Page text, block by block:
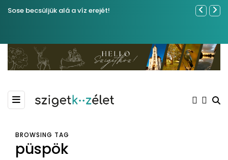
Sose becsüljük alá a víz erejét!
Közel
BROWSING TAG
püspök